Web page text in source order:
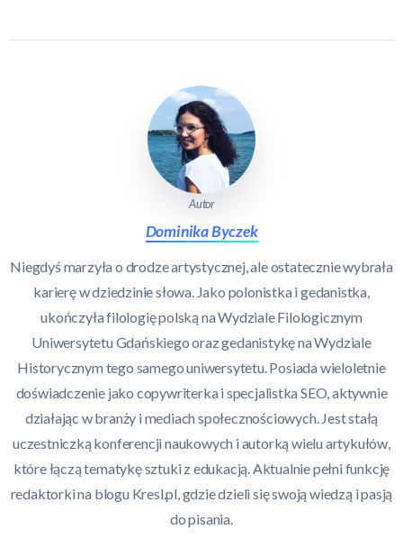
Autor
Dominika Byczek
Niegdyś marzyła o drodze artystycznej, ale ostatecznie wybrała
karierę w dziedzinie słowa. Jako polonistka i gedanistka,
ukończyła filologię polską na Wydziale Filologicznym
Uniwersytetu Gdańskiego oraz gedanistykę na Wydziale
Historycznym tego samego uniwersytetu. Posiada wieloletnie
doświadczenie jako copywriterka i specjalistka SEO, aktywnie
działając w branży i mediach społecznościowych. Jest stałą
uczestniczką konferencji naukowych i autorką wielu artykułów,
które łączą tematykę sztuki z edukacją. Aktualnie pełni funkcję
redaktorki na blogu Kresl.pl, gdzie dzieli się swoją wiedzą i pasją
do pisania.